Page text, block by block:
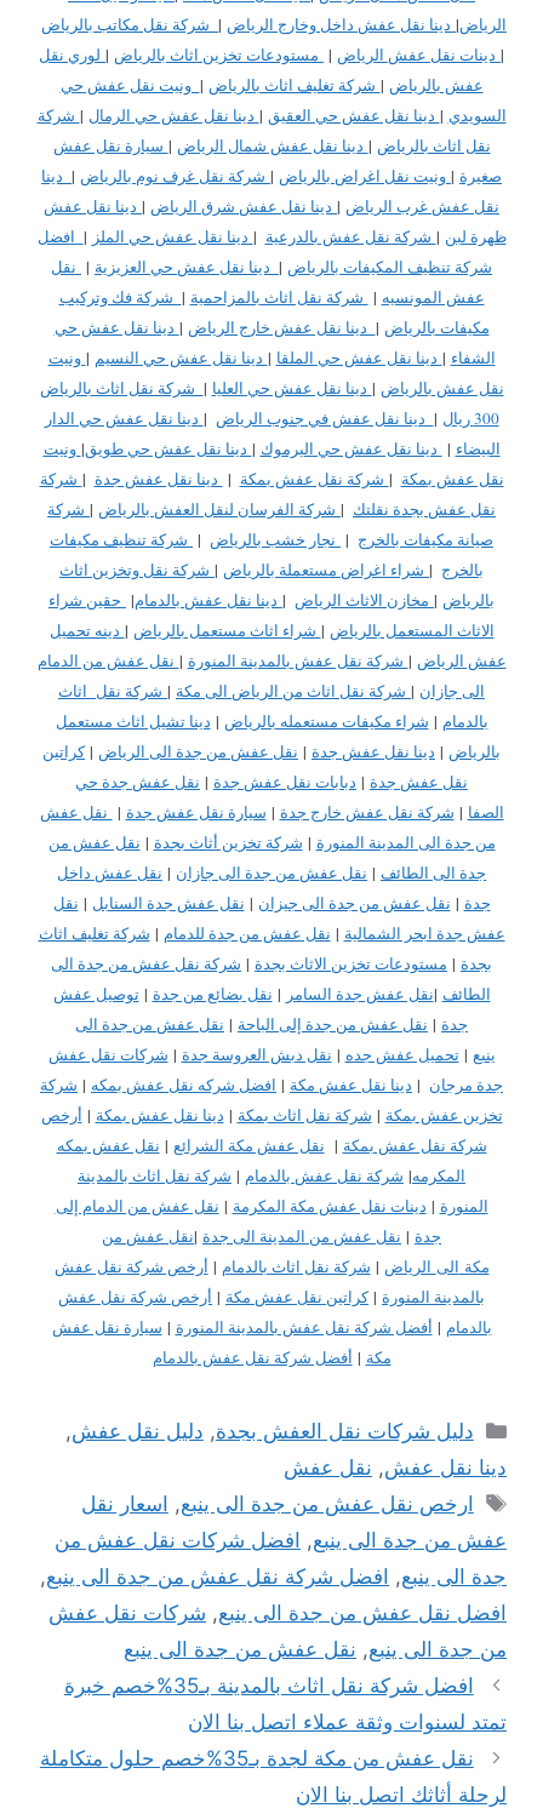
الرياض| دينا نقل عفش داخل وخارج الرياض | شركة نقل مكاتب بالرياض
| دينات نقل عفش الرياض | مستودعات تخزين اثاث بالرياض | لوري نقل
عفش بالرياض | شركة تغليف اثاث بالرياض | ونيت نقل عفش حي
السويدي | دينا نقل عفش حي العقيق | دينا نقل عفش حي الرمال | شركة
نقل اثاث بالرياض | دينا نقل عفش شمال الرياض | سيارة نقل عفش
صغيرة | ونيت نقل اغراض بالرياض | شركة نقل غرف نوم بالرياض | دينا
نقل عفش غرب الرياض | دينا نقل عفش شرق الرياض | دينا نقل عفش
ظهرة لبن | شركة نقل عفش بالدرعية | دينا نقل عفش حي الملز | افضل
شركة تنظيف المكيفات بالرياض | دينا نقل عفش حي العزيزية | نقل
عفش المونسيه | شركة نقل اثاث بالمزاحمية | شركة فك وتركيب
مكيفات بالرياض | دينا نقل عفش خارج الرياض | دينا نقل عفش حي
الشفاء | دينا نقل عفش حي الملقا | دينا نقل عفش حي النسيم | ونيت
نقل عفش بالرياض | دينا نقل عفش حي العليا | شركة نقل اثاث بالرياض
300 ريال
| دينا نقل عفش في جنوب الرياض | دينا نقل عفش حي الدار
البيضاء | دينا نقل عفش حي اليرموك | دينا نقل عفش حي طويق| ونيت
نقل عفش بمكة | شركة نقل عفش بمكة | دينا نقل عفش جدة | شركة
نقل عفش بجدة نقلتك | شركة الفرسان لنقل العفش بالرياض | شركة
صيانة مكيفات بالخرج | نجار خشب بالرياض | شركة تنظيف مكيفات
بالخرج | شراء اغراض مستعملة بالرياض | شركة نقل وتخزين اثاث
بالرياض | مخازن الاثاث الرياض | دينا نقل عفش بالدمام| حقين شراء
الاثاث المستعمل بالرياض | شراء اثاث مستعمل بالرياض | دينه تحميل
عفش الرياض | شركة نقل عفش بالمدينة المنورة | نقل عفش من الدمام
الى جازان | شركة نقل اثاث من الرياض الى مكة | شركة نقل اثاث
بالدمام | شراء مكيفات مستعمله بالرياض | دينا تشيل اثاث مستعمل
بالرياض | دينا نقل عفش جدة | نقل عفش من جدة الى الرياض |كراتين
نقل عفش جدة | دبابات نقل عفش جدة | نقل عفش جدة حي
الصفا | شركة نقل عفش خارج جدة | سيارة نقل عفش جدة | نقل عفش
من جدة الى المدينة المنورة | شركة تخزين أثاث بجدة | نقل عفش من
جدة الى الطائف | نقل عفش من جدة الى جازان | نقل عفش داخل
جدة | نقل عفش من جدة الى جيزان | نقل عفش جدة السنابل | نقل
عفش جدة ابحر الشمالية | نقل عفش من جدة للدمام | شركة تغليف اثاث
بجدة | مستودعات تخزين الاثاث بجدة | شركة نقل عفش من جدة الى
الطائف |نقل عفش جدة السامر | نقل بضائع من جدة |توصيل عفش
جدة | نقل عفش من جدة إلى الباحة | نقل عفش من جدة الى
ينبع |تحميل عفش جده | نقل دبش العروسة جدة | شركات نقل عفش
جدة مرجان | دينا نقل عفش مكة | افضل شركه نقل عفش بمكه | شركة
تخزين عفش بمكة | شركة نقل اثاث بمكة | دينا نقل عفش بمكة | أرخص
شركة نقل عفش بمكة | نقل عفش مكة الشرائع | نقل عفش بمكه
المكرمه| شركة نقل عفش بالدمام | شركة نقل اثاث بالمدينة
المنورة | دينات نقل عفش مكة المكرمة | نقل عفش من الدمام إلى
جدة | نقل عفش من المدينة الى جدة |نقل عفش من
مكة الى الرياض | شركة نقل اثاث بالدمام | أرخص شركة نقل عفش
بالمدينة المنورة |كراتين نقل عفش مكة | أرخص شركة نقل عفش
بالدمام | أفضل شركة نقل عفش بالمدينة المنورة | سيارة نقل عفش
مكة | أفضل شركة نقل عفش بالدمام
التصنيفات
دليل شركات نقل العفش بجدة, دليل نقل عفش,
دينا نقل عفش, نقل عفش
الوسوم
ارخص نقل عفش من جدة الى ينبع, اسعار نقل
عفش من جدة الى ينبع, افضل شركات نقل عفش من
جدة الى ينبع, افضل شركة نقل عفش من جدة الى ينبع,
افضل نقل عفش من جدة الى ينبع, شركات نقل عفش
من جدة الى ينبع, نقل عفش من جدة الى ينبع
تصفّح
المقالات
افضل شركة نقل اثاث بالمدينة بـ35%خصم خبرة
تمتد لسنوات وثقة عملاء اتصل بنا الان
نقل عفش من مكة لجدة بـ35%خصم حلول متكاملة
لرحلة أثاثك اتصل بنا الان